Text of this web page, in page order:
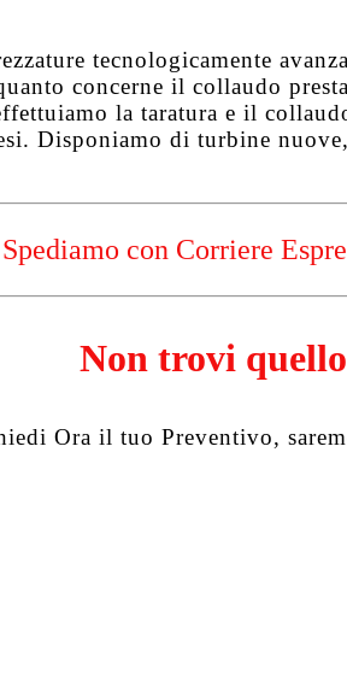
tecnologicamente
concerne il collaudo
la taratura e il
. Disponiamo di turbine
con Corriere
Non trovi
Ora il tuo Preventivo,